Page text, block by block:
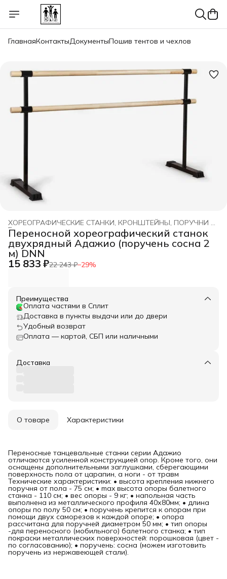
ГлавнаяКонтактыДокументыПошив тентов и чехлов
ХОРЕОГРАФИЧЕСКИЕ СТАНКИ, КРОНШТЕЙНЫ, ПОРУЧНИ DNN
Главная
Переносной хореографический станок
двухрядный Адажио (поручень сосна 2
м) DNN
15 833 ₽22 243 ₽−29%
Преимущества
Оплата частями в Сплит
Доставка в пункты выдачи или до двери
Удобный возврат
Оплата — картой, СБП или наличными
Доставка
О товаре Характеристики
Переносные танцевальные станки серии Адажио
отличаются усиленной конструкцией опор. Кроме того, они
оснащены дополнительными заглушками, сберегающими
поверхность пола от царапин, а ноги - от травм
Технические характеристики: • высота крепления нижнего
поручня от пола - 75 см; • max высота опоры балетного
станка - 110 см; • вес опоры - 9 кг; • напольная часть
выполнена из металлического профиля 40х80мм; • длина
опоры по полу 50 см; • поручень крепится к опорам при
помощи двух саморезов к каждой опоре; • опора
рассчитана для поручней диаметром 50 мм; • тип опоры
-для переносного (мобильного) балетного станка; • тип
покраски металлических поверхностей: порошковая (цвет -
по согласованию); • поручень: сосна (можем изготовить
поручень из нержавеющей стали).